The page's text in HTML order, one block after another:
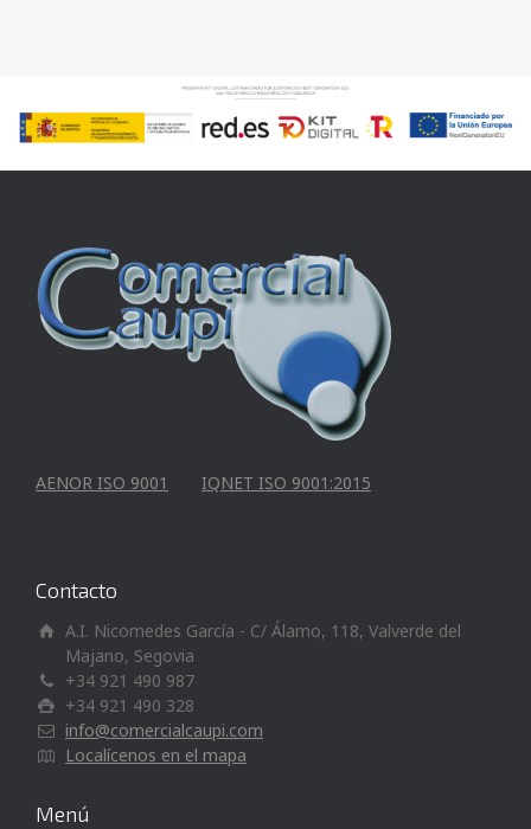
AENOR ISO 9001 IQNET ISO 9001:2015
Contacto
A.I. Nicomedes García - C/ Álamo, 118, Valverde del
Majano, Segovia
+34 921 490 987
+34 921 490 328
info@comercialcaupi.com
Localícenos en el mapa
Menú